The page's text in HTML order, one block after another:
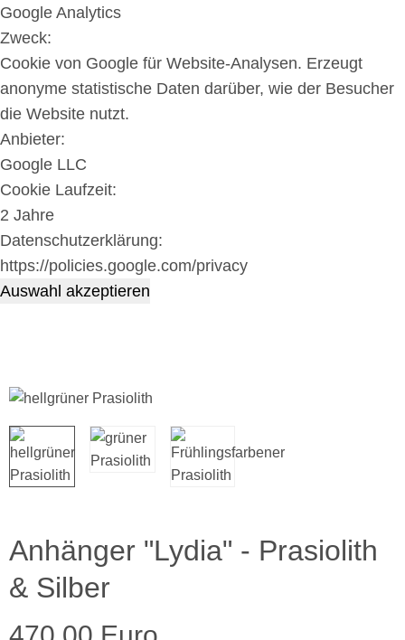
Google Analytics
Zweck:
Cookie von Google für Website-Analysen. Erzeugt
anonyme statistische Daten darüber, wie der Besucher
die Website nutzt.
Anbieter:
Google LLC
Cookie Laufzeit:
2 Jahre
Datenschutzerklärung:
https://policies.google.com/privacy
Auswahl akzeptieren
Anhänger "Lydia" - Prasiolith
& Silber